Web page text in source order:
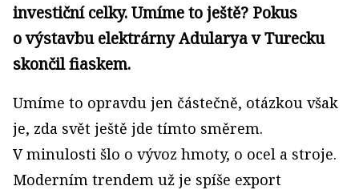
investiční celky. Umíme to ještě? Pokus
o výstavbu elektrárny Adularya v Turecku
skončil fiaskem.
Umíme to opravdu jen částečně, otázkou však
je, zda svět ještě jde tímto směrem.
V minulosti šlo o vývoz hmoty, o ocel a stroje.
Moderním trendem už je spíše export